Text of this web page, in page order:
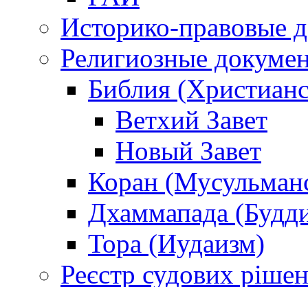
Историко-правовые
Религиозные
Библия
Ветхий Завет
Новый Завет
Коран
Дхаммапада
Тора (Иудаизм)
Реєстр судових